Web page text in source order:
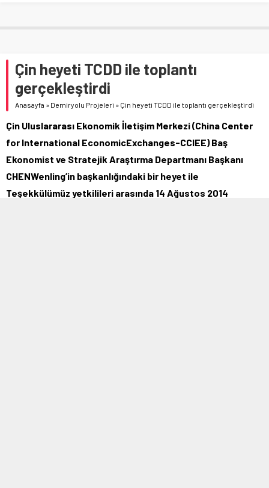
Çin heyeti TCDD ile toplantı
gerçekleştirdi
Anasayfa » Demiryolu Projeleri » Çin heyeti TCDD ile toplantı gerçekleştirdi
Çin Uluslararası Ekonomik İletişim Merkezi (China Center
for International EconomicExchanges-CCIEE) Baş
Ekonomist ve Stratejik Araştırma Departmanı Başkanı
CHENWenling’in başkanlığındaki bir heyet ile
Teşekkülümüz yetkilileri arasında 14 Ağustos 2014